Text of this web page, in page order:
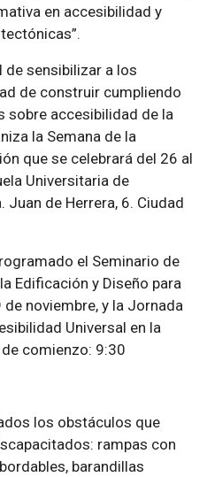
en accesibilidad y
de sensibilizar a los
de construir cumpliendo
sobre accesibilidad de la
la Semana de la
que se celebrará del 26 al
Universitaria de
de Herrera, 6. Ciudad
el Seminario de
Edificación y Diseño para
noviembre, y la Jornada
Universal en la
comienzo: 9:30
los obstáculos que
rampas con
barandillas